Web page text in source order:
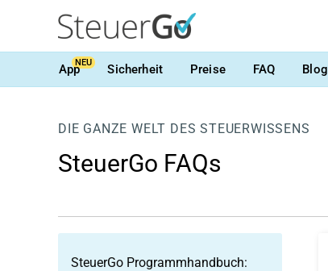
AppNEU Sicherheit Preise FAQ Blog
DIE GANZE WELT DES STEUERWISSENS
SteuerGo FAQs
SteuerGo Programmhandbuch: